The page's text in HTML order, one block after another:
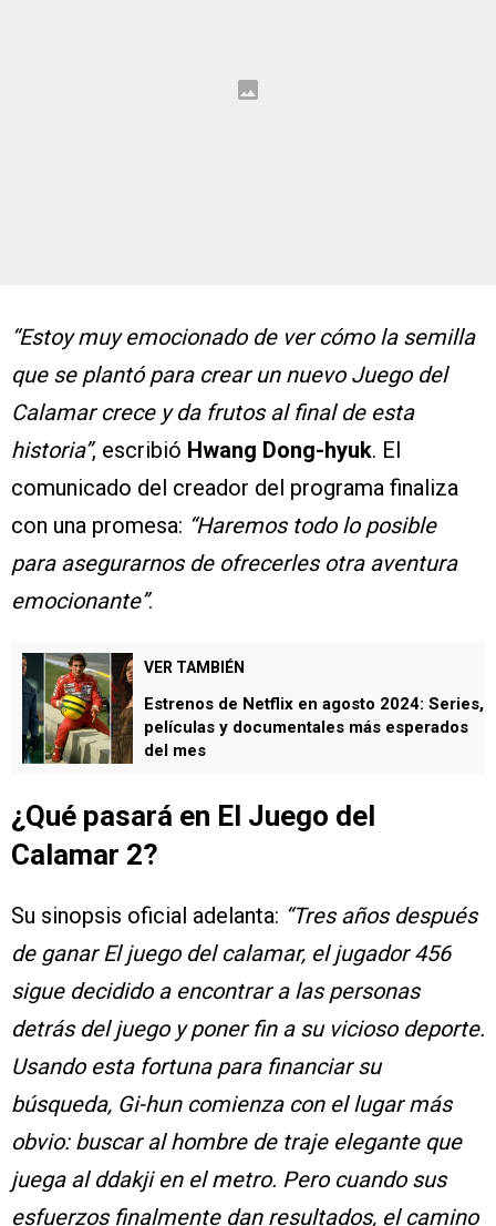
“Estoy muy emocionado de ver cómo la semilla
que se plantó para crear un nuevo Juego del
Calamar crece y da frutos al final de esta
historia”, escribió Hwang Dong-hyuk. El
comunicado del creador del programa finaliza
con una promesa: “Haremos todo lo posible
para asegurarnos de ofrecerles otra aventura
emocionante”.
VER TAMBIÉN
Estrenos de Netflix en agosto 2024: Series,
películas y documentales más esperados
del mes
¿Qué pasará en El Juego del
Calamar 2?
Su sinopsis oficial adelanta: “Tres años después
de ganar El juego del calamar, el jugador 456
sigue decidido a encontrar a las personas
detrás del juego y poner fin a su vicioso deporte.
Usando esta fortuna para financiar su
búsqueda, Gi-hun comienza con el lugar más
obvio: buscar al hombre de traje elegante que
juega al ddakji en el metro. Pero cuando sus
esfuerzos finalmente dan resultados, el camino